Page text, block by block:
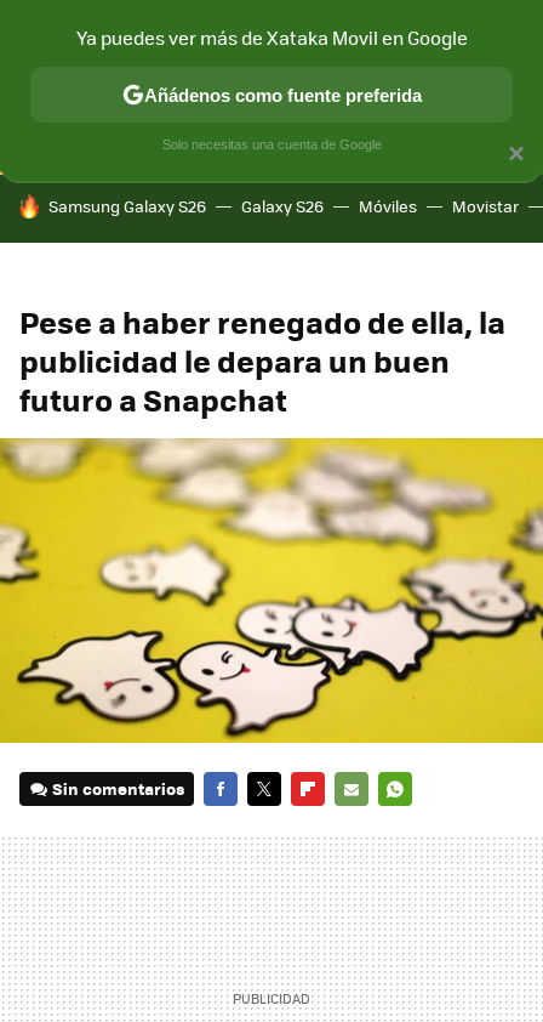
CONECTIVIDAD MÓVIL Y SOCIEDAD APLICACIONES
HOY SE HABLA DE
Samsung Galaxy S26 Galaxy S26 Móviles Movistar
Pese a haber renegado de ella, la
publicidad le depara un buen
futuro a Snapchat
Sin comentarios
MAIL
×
Ya puedes ver más de Xataka Movil en Google
Añádenos como fuente preferida
Solo necesitas una cuenta de Google